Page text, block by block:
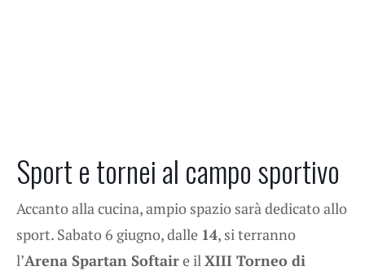
Sport e tornei al campo sportivo
Accanto alla cucina, ampio spazio sarà dedicato allo
sport. Sabato 6 giugno, dalle 14, si terranno
l’Arena Spartan Softaire ilXIII Torneo di